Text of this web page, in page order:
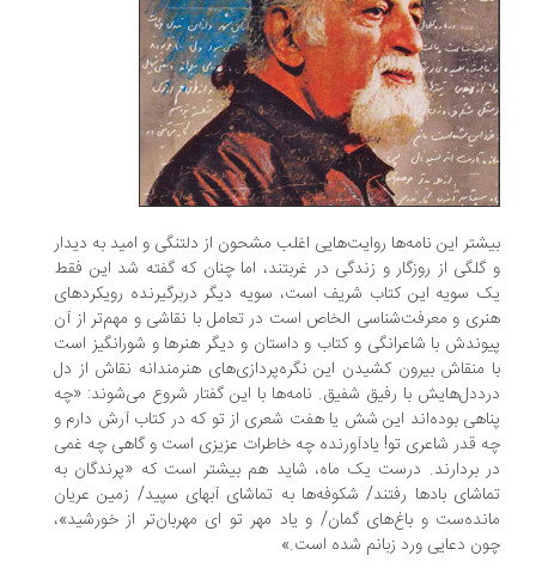
بیشتر این نامه‌ها روایت‌هایی اغلب مشحون از دلتنگی و امید به دیدار
و گلگی از روزگار و زندگی در غربتند، اما چنان که گفته شد این فقط
یک سویه این کتاب شریف است، سویه دیگر دربرگیرنده رویکردهای
هنری و معرفت‌شناسی الخاص است در تعامل با نقاشی و مهم‌تر از آن
پیوندش با شاعرانگی و کتاب و داستان و دیگر هنرها و شورانگیز است
با منقاش بیرون کشیدن این نگره‌پردازی‌های هنرمندانه نقاش از دل
درددل‌هایش با رفیق شفیق. نامه‌ها با این گفتار شروع می‌شوند: «چه
پناهی بوده‌اند این شش یا هفت شعری از تو که در کتاب آرش دارم و
چه قدر شاعری تو! یادآورنده چه خاطرات عزیزی است و گاهی چه غمی
در بردارند. درست یک ماه، شاید هم بیشتر است که «پرندگان به
تماشای بادها رفتند/ شکوفه‌ها به تماشای آبهای سپید/ زمین عریان
مانده‌ست و باغ‌های گمان/ و یاد مهر تو‌ ای مهربان‌تر از خورشید»،
چون دعایی ورد زبانم شده است.»